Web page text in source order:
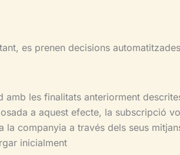
es prenen decisions
les finalitats anteriorment
a aquest efecte, la subscripció
companyia a través dels seus
inicialment